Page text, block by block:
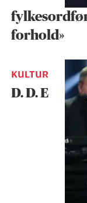
forhold»
KULTUR
D. D. E